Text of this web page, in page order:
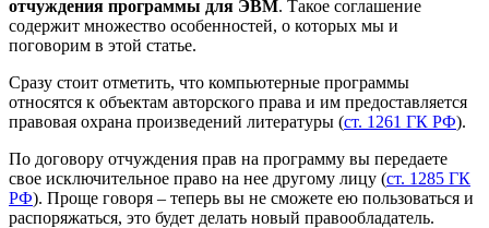
отчуждения программы для ЭВМ. Такое соглашение
содержит множество особенностей, о которых мы и
поговорим в этой статье.
Сразу стоит отметить, что компьютерные программы
относятся к объектам авторского права и им предоставляется
правовая охрана произведений литературы (ст. 1261 ГК РФ).
По договору отчуждения прав на программу вы передаете
свое исключительное право на нее другому лицу (ст. 1285 ГК
РФ). Проще говоря – теперь вы не сможете ею пользоваться и
распоряжаться, это будет делать новый правообладатель.